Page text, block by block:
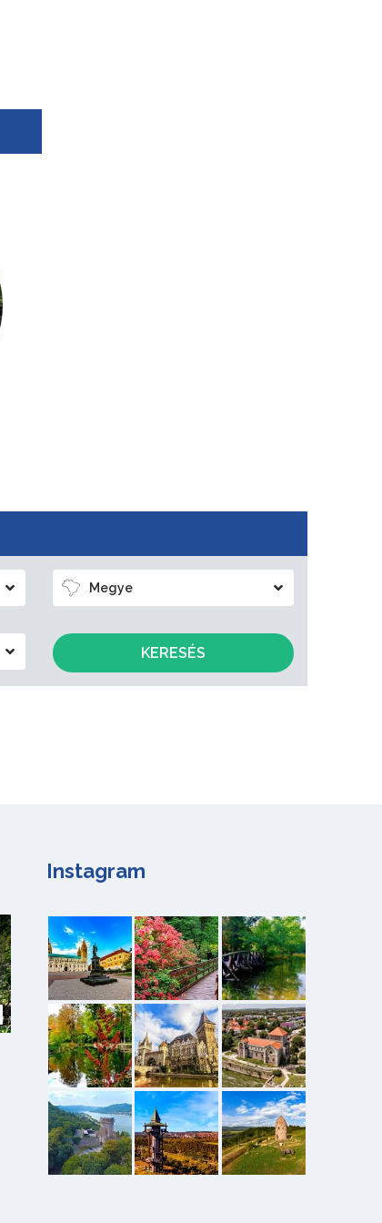
Megye
KERESÉS
Instagram